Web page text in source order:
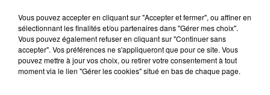
BRITNEY SPEARS
Baby One More Time
GIMS
Jusqu' Ici Tout Va Bien
0h10
0h10 0h07
0h07
Vous pouvez accepter en cliquant sur "Accepter et fermer", ou affiner en
sélectionnant les finalités et/ou partenaires dans "Gérer mes choix".
Vous pouvez également refuser en cliquant sur "Continuer sans
accepter". Vos préférences ne s'appliqueront que pour ce site. Vous
pouvez mettre à jour vos choix, ou retirer votre consentement à tout
moment via le lien "Gérer les cookies" situé en bas de chaque page.